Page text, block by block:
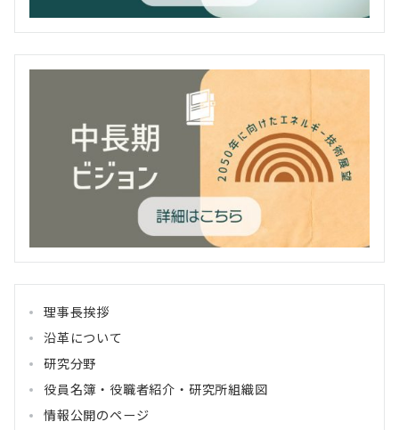
理事長挨拶
沿革について
研究分野
役員名簿・役職者紹介・研究所組織図
情報公開のページ